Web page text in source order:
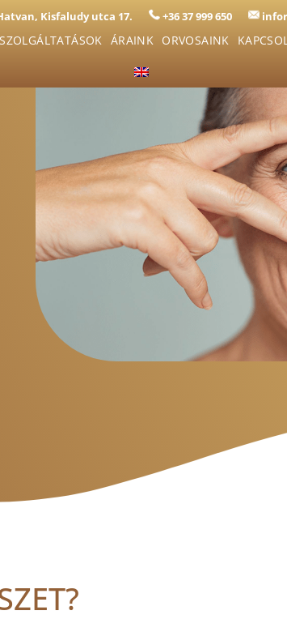
Kisfaludy utca 17. +36 37 999 650
SZOLGÁLTATÁSOK ÁRAINK ORVOSAINK